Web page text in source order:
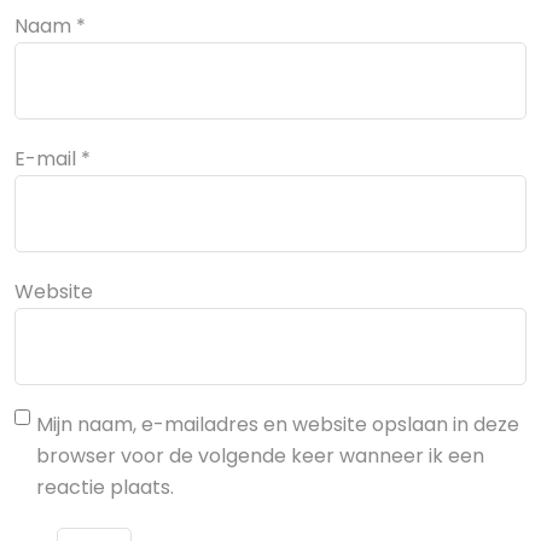
Naam *
E-mail *
Website
Mijn naam, e-mailadres en website opslaan in deze
browser voor de volgende keer wanneer ik een
reactie plaats.